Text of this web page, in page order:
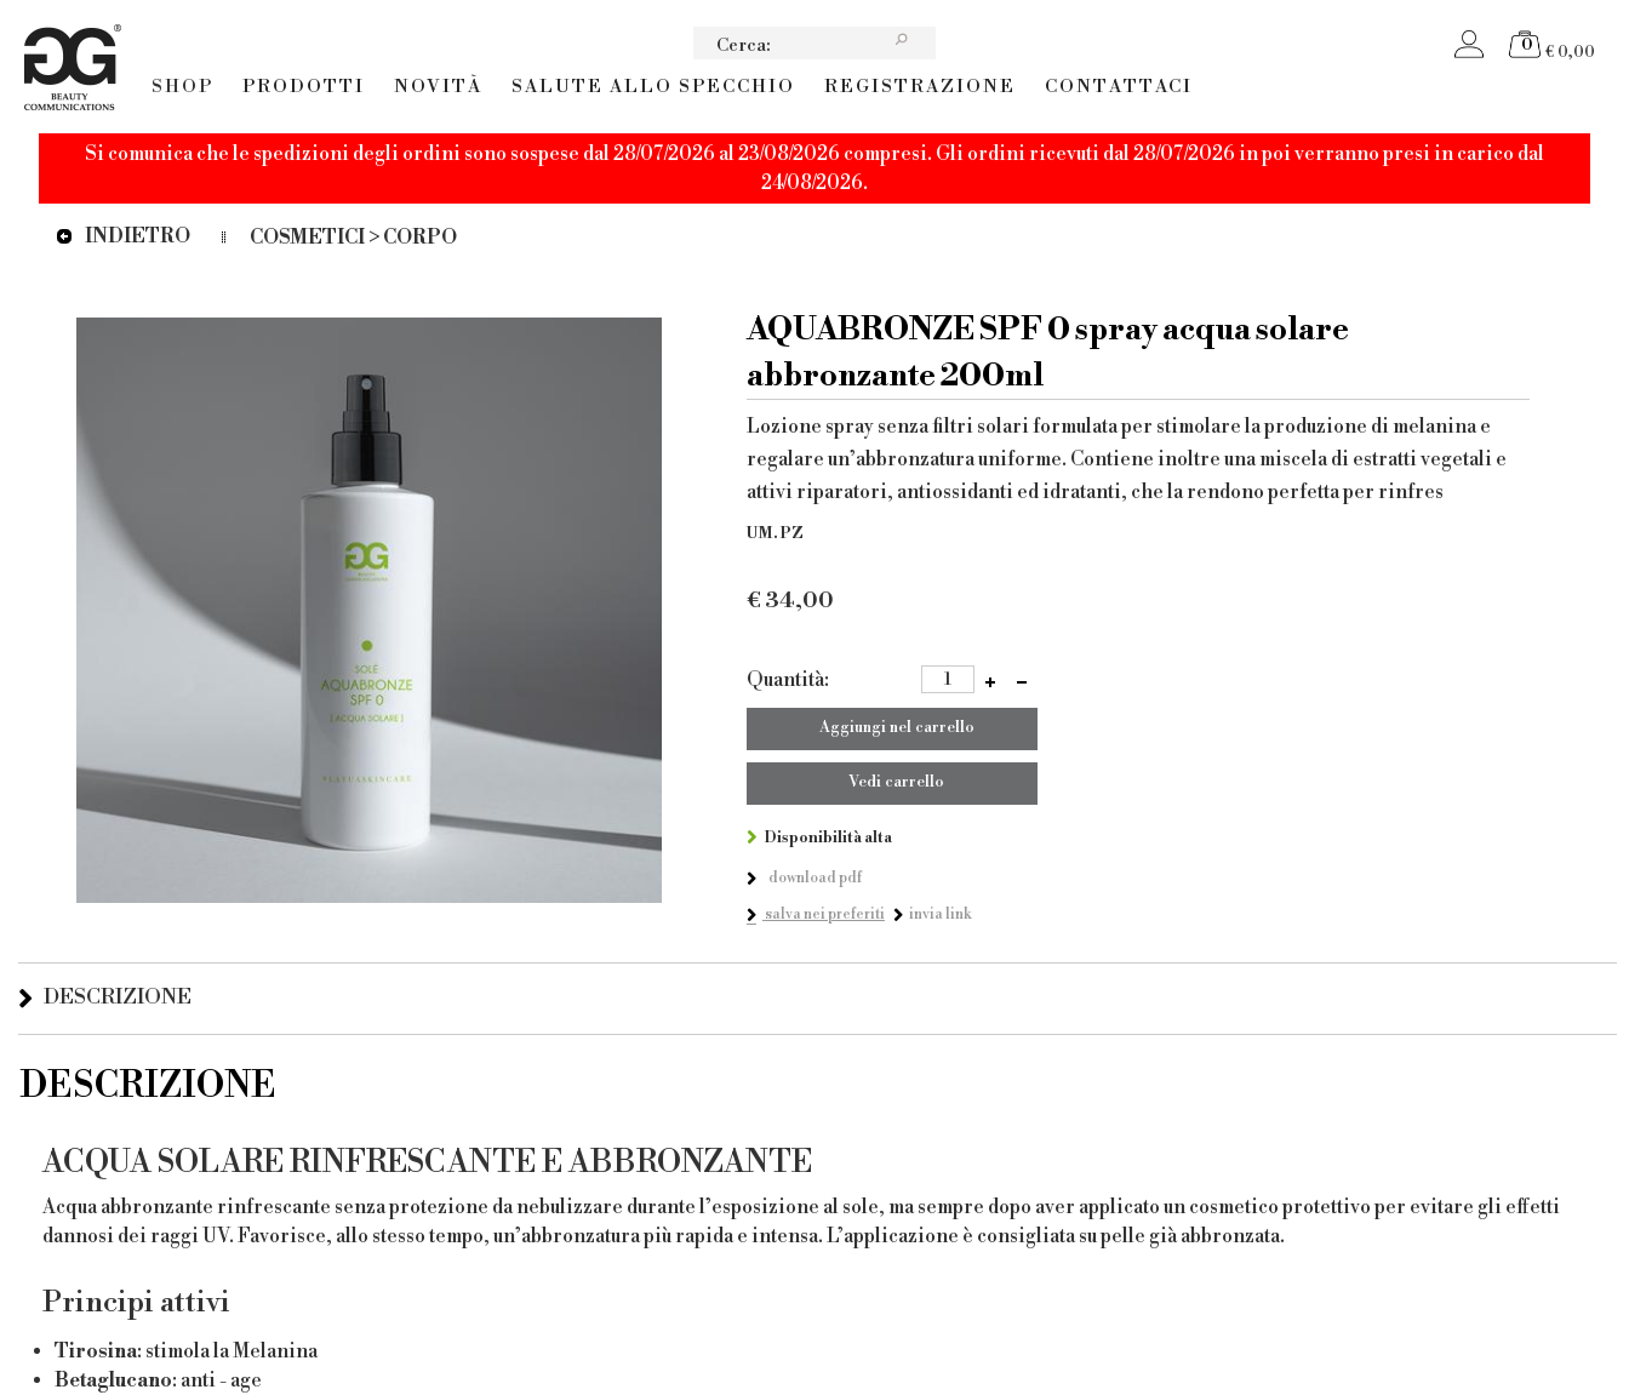
0 € 0,00
SHOP PRODOTTI NOVITÀ SALUTE ALLO SPECCHIO REGISTRAZIONE CONTATTACI
Si comunica che le spedizioni degli ordini sono sospese dal 28/07/2026 al 23/08/2026 compresi. Gli ordini ricevuti dal 28/07/2026 in poi verranno presi in carico dal
24/08/2026.
INDIETRO COSMETICI > CORPO
AQUABRONZE SPF 0 spray acqua solare
abbronzante 200ml
Lozione spray senza filtri solari formulata per stimolare la produzione di melanina e
regalare un’abbronzatura uniforme. Contiene inoltre una miscela di estratti vegetali e
attivi riparatori, antiossidanti ed idratanti, che la rendono perfetta per rinfres
UM. PZ
€ 34,00
Quantità:
Aggiungi nel carrello
Vedi carrello
Disponibilità alta
download pdf
salva nei preferiti
invia link
DESCRIZIONE
DESCRIZIONE
ACQUA SOLARE RINFRESCANTE E ABBRONZANTE
Acqua abbronzante rinfrescante senza protezione da nebulizzare durante l’esposizione al sole, ma sempre dopo aver applicato un cosmetico protettivo per evitare gli effetti
dannosi dei raggi UV. Favorisce, allo stesso tempo, un’abbronzatura più rapida e intensa. L’applicazione è consigliata su pelle già abbronzata.
Principi attivi
Tirosina: stimola la Melanina
Betaglucano: anti - age